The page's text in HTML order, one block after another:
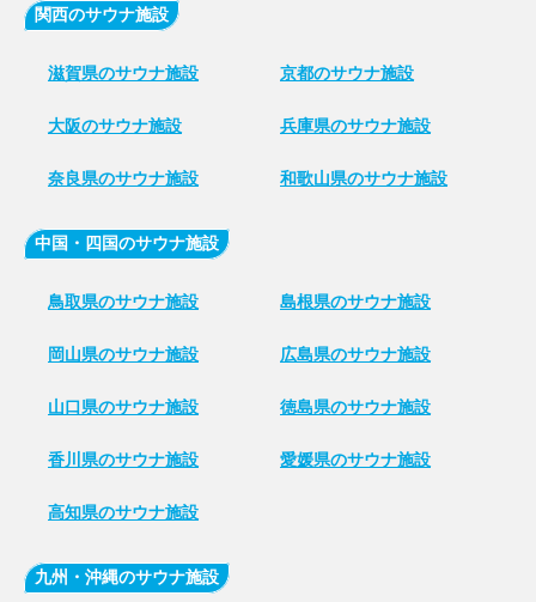
関西のサウナ施設
滋賀県のサウナ施設 京都のサウナ施設
大阪のサウナ施設 兵庫県のサウナ施設
奈良県のサウナ施設 和歌山県のサウナ施設
中国・四国のサウナ施設
鳥取県のサウナ施設 島根県のサウナ施設
岡山県のサウナ施設 広島県のサウナ施設
山口県のサウナ施設 徳島県のサウナ施設
香川県のサウナ施設 愛媛県のサウナ施設
高知県のサウナ施設
九州・沖縄のサウナ施設